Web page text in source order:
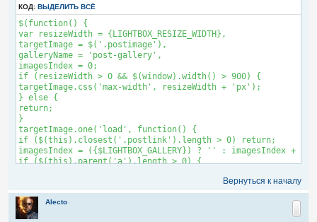
КОД: ВЫДЕЛИТЬ ВСЁ
$(function() {
var resizeWidth = {LIGHTBOX_RESIZE_WIDTH},
targetImage = $('.postimage'),
galleryName = 'post-gallery',
imagesIndex = 0;
if (resizeWidth > 0 && $(window).width() > 900) {
targetImage.css('max-width', resizeWidth + 'px');
} else {
return;
}
targetImage.one('load', function() {
if ($(this).closest('.postlink').length > 0) return;
imagesIndex = ({$LIGHTBOX_GALLERY}) ? '' : imagesIndex + 1;
if ($(this).parent('a').length > 0) {
'data-lightbox': galleryName + imagesIndex,
'data-title': $(this).attr('alt')
}).end().borderHover();
}
Вернуться к началу
Alecto